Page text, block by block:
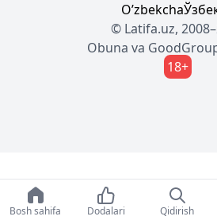
Oʼzbekcha
© Latifa.uz,
Obuna va
18+
Bosh sahifa Dodalari Qidirish